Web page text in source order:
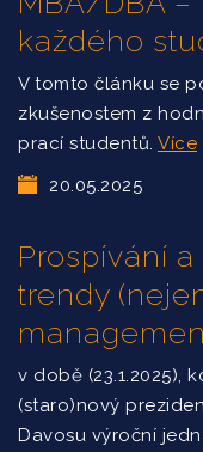
každého
V tomto článku se
zkušenostem z
prací studentů. Více
20.05.2025
Prospívání
trendy
v době (23.1.2025),
(staro)nový
Davosu výroční